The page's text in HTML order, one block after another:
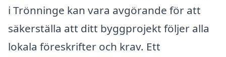
i Trönninge kan vara avgörande för att
säkerställa att ditt byggprojekt följer alla
lokala föreskrifter och krav. Ett